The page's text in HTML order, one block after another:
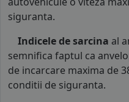
siguranta.
Indicele de sarcina al
semnifica faptul ca
de incarcare maxima de
conditii de siguranta.